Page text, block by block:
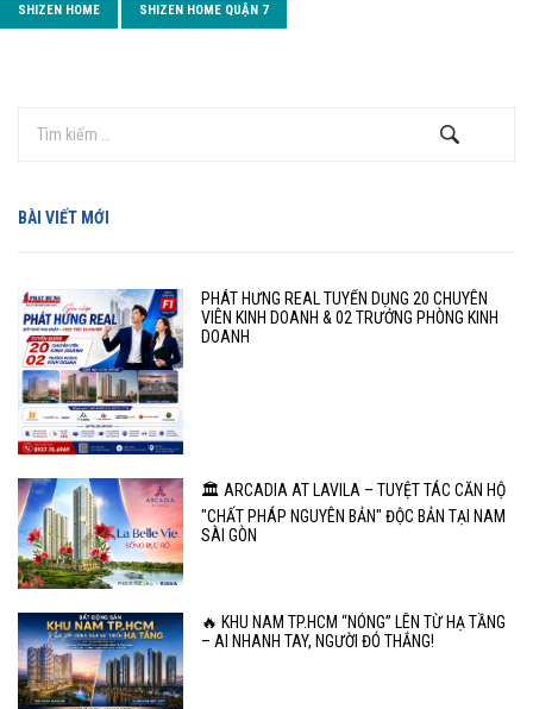
SHIZEN HOME SHIZEN HOME QUẬN 7
BÀI VIẾT MỚI
PHÁT HƯNG REAL TUYỂN DỤNG 20 CHUYÊN
VIÊN KINH DOANH & 02 TRƯỞNG PHÒNG KINH
DOANH
🏛️ ARCADIA AT LAVILA – TUYỆT TÁC CĂN HỘ
"CHẤT PHÁP NGUYÊN BẢN" ĐỘC BẢN TẠI NAM
SÀI GÒN
🔥 KHU NAM TP.HCM “NÓNG” LÊN TỪ HẠ TẦNG
– AI NHANH TAY, NGƯỜI ĐÓ THẮNG!